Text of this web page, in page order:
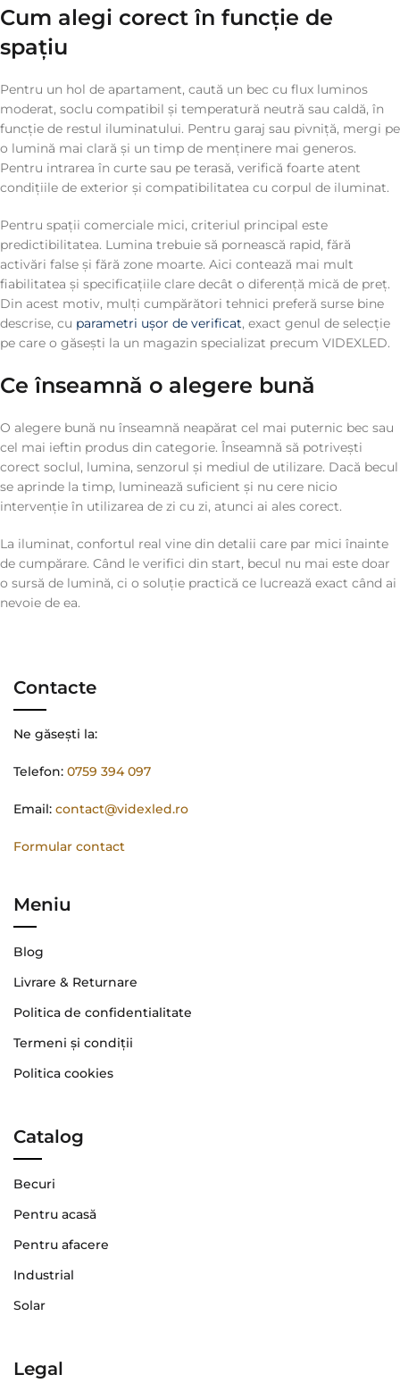
Cum alegi corect în funcție de
spațiu
Pentru un hol de apartament, caută un bec cu flux luminos
moderat, soclu compatibil și temperatură neutră sau caldă, în
funcție de restul iluminatului. Pentru garaj sau pivniță, mergi pe
o lumină mai clară și un timp de menținere mai generos.
Pentru intrarea în curte sau pe terasă, verifică foarte atent
condițiile de exterior și compatibilitatea cu corpul de iluminat.
Pentru spații comerciale mici, criteriul principal este
predictibilitatea. Lumina trebuie să pornească rapid, fără
activări false și fără zone moarte. Aici contează mai mult
fiabilitatea și specificațiile clare decât o diferență mică de preț.
Din acest motiv, mulți cumpărători tehnici preferă surse bine
descrise, cu parametri ușor de verificat, exact genul de selecție
pe care o găsești la un magazin specializat precum VIDEXLED.
Ce înseamnă o alegere bună
O alegere bună nu înseamnă neapărat cel mai puternic bec sau
cel mai ieftin produs din categorie. Înseamnă să potrivești
corect soclul, lumina, senzorul și mediul de utilizare. Dacă becul
se aprinde la timp, luminează suficient și nu cere nicio
intervenție în utilizarea de zi cu zi, atunci ai ales corect.
La iluminat, confortul real vine din detalii care par mici înainte
de cumpărare. Când le verifici din start, becul nu mai este doar
o sursă de lumină, ci o soluție practică ce lucrează exact când ai
nevoie de ea.
Contacte
Ne găsești la:
Telefon: 0759 394 097
Email: contact@videxled.ro
Formular contact
Meniu
Blog
Livrare & Returnare
Politica de confidentialitate
Termeni şi condiţii
Politica cookies
Catalog
Becuri
Pentru acasă
Pentru afacere
Industrial
Solar
Legal